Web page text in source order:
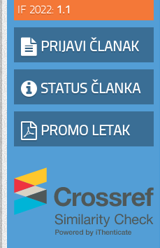
IF 2022: 1.1
PRIJAVI ČLANAK
STATUS ČLANKA
PROMO LETAK